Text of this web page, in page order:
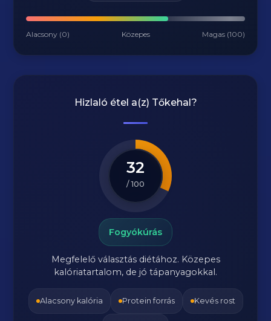
Alacsony (0) Közepes Magas (100)
Hizlaló étel a(z) Tőkehal?
32
/ 100
Fogyókúrás
Megfelelő választás diétához. Közepes
kalóriatartalom, de jó tápanyagokkal.
Alacsony kalória Protein forrás Kevés rost